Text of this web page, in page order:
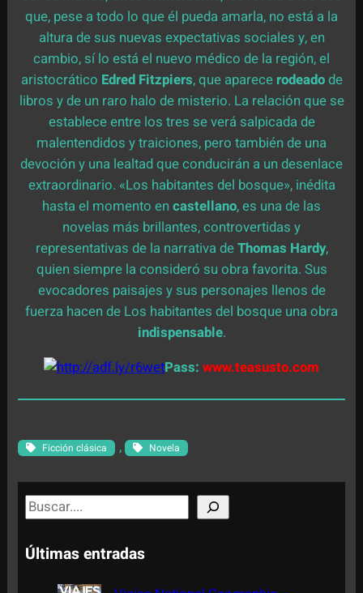
que, pese a todo lo que él pueda amarla, no está a la
altura de sus nuevas expectativas sociales y, en
cambio, sí lo está el nuevo médico de la región, el
aristocrático Edred Fitzpiers, que aparece rodeadode
libros y de un raro halo de misterio. La relación que se
establece entre los tres se verá salpicada de
malentendidos y traiciones, pero también de una
devoción y una lealtad que conducirán a un desenlace
extraordinario. «Los habitantes del bosque», inédita
hasta el momento en castellano, es una de las
novelas más brillantes, controvertidas y
representativas de la narrativa deThomas Hardy,
quien siempre la consideró su obra favorita. Sus
evocadores paisajes y sus personajes llenos de
fuerza hacen de Los habitantes del bosque una obra
indispensable.
Pass: www.teasusto.com
Ficción clásica , Novela
S
e
a
Últimas entradas